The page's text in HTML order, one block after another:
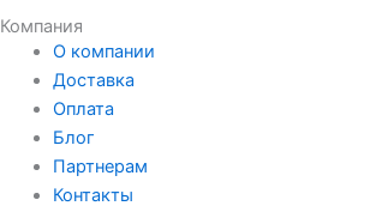
Компания
О компании
Доставка
Оплата
Блог
Партнерам
Контакты